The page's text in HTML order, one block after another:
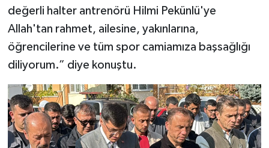
değerli halter antrenörü Hilmi Pekünlü'ye
Allah'tan rahmet, ailesine, yakınlarına,
öğrencilerine ve tüm spor camiamıza başsağlığı
diliyorum.” diye konuştu.